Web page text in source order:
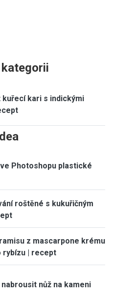
kari s indickými
Photoshopu plastické
roštěné s kukuřičným
z mascarpone krému
rybízu | recept
nůž na kameni